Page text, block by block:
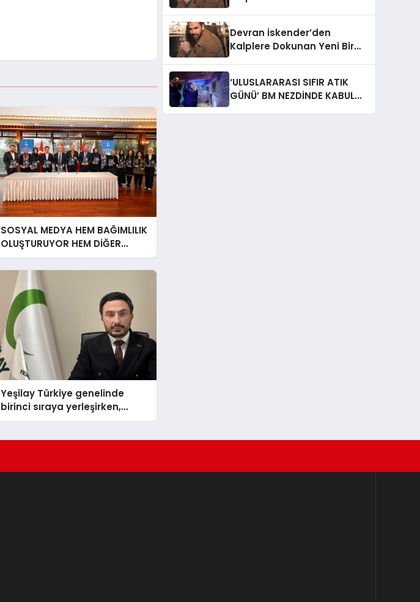
SOSYAL MEDYA HEM BAĞIMLILIK
OLUŞTURUYOR HEM DİĞER
BAĞIMLILIKLARA ZEMİN
HAZIRLIYOR”
Yeşilay Türkiye genelinde
birinci sıraya yerleşirken,
yürütülen faaliyetlerle de
Devran İskender’den
Kalplere Dokunan Yeni Bir
‘ULUSLARARASI SIFIR ATIK
GÜNÜ’ BM NEZDİNDE KABUL